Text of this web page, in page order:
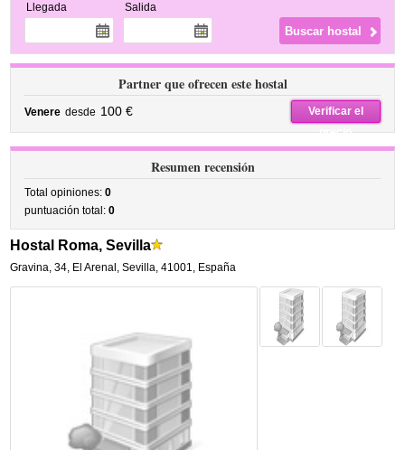
Llegada Salida
Partner que ofrecen este hostal
Venere desde 100 €
Verificar el
precio
Resumen recensión
Total opiniones:0
puntuación total:0
Hostal Roma, Sevilla
Gravina, 34, El Arenal, Sevilla,41001, España